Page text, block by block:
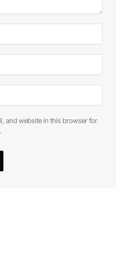
and website in this browser for